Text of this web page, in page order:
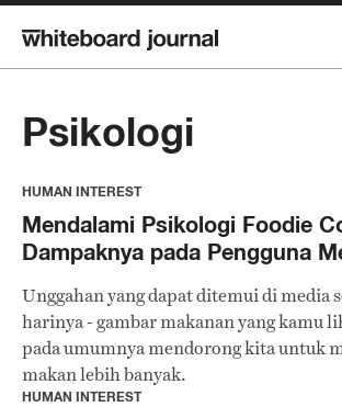
Psikologi
HUMAN INTEREST
Mendalami Psikologi Foodie
Dampaknya pada Pengguna
Unggahan yang dapat ditemui di media
harinya - gambar makanan yang kamu
pada umumnya mendorong kita untuk
makan lebih banyak.
HUMAN INTEREST